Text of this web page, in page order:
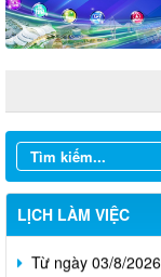
LỊCH LÀM VIỆC
Từ ngày 03/8/